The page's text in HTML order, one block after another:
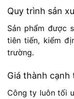
Quy trình sản
Sản phẩm được
tiên tiến, kiểm
trường.
Giá thành cạnh
Công ty luôn tối